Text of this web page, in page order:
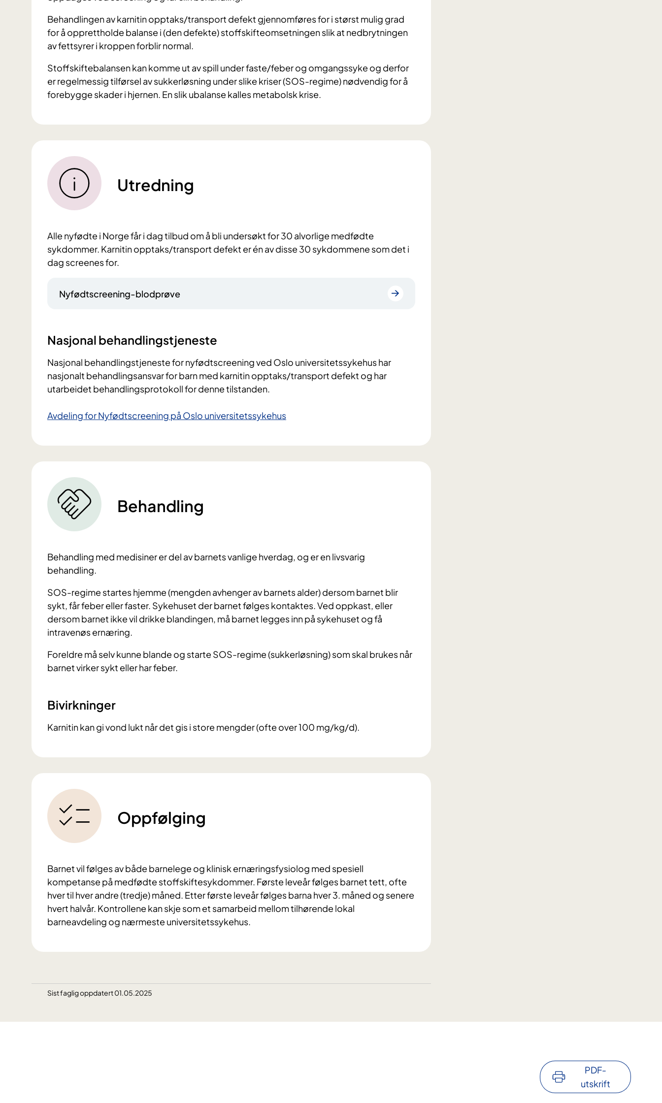
Behandlingen av karnitin opptaks/transport defekt gjennomføres for i størst mulig grad
for å opprettholde balanse i (den defekte) stoffskifteomsetningen slik at nedbrytningen
av fettsyrer i kroppen forblir normal.
Stoffskiftebalansen kan komme ut av spill under faste/feber og omgangssyke og derfor
er regelmessig tilførsel av sukkerløsning under slike kriser (SOS-regime) nødvendig for å
forebygge skader i hjernen. En slik ubalanse kalles metabolsk krise.
Utredning
Alle nyfødte i Norge får i dag tilbud om å bli undersøkt for 30 alvorlige medfødte
sykdommer. Karnitin opptaks/transport defekt er én av disse 30 sykdommene som det i
dag screenes for.
Nyfødtscreening-blodprøve
Nasjonal behandlingstjeneste
Nasjonal behandlingstjeneste for nyfødtscreening ved Oslo universitetssykehus har
nasjonalt behandlingsansvar for barn med karnitin opptaks/transport defekt og har
utarbeidet behandlingsprotokoll for denne tilstanden.
Avdeling for Nyfødtscreening på Oslo universitetssykehus
Behandling
Behandling med medisiner er del av barnets vanlige hverdag, og er en livsvarig
behandling.
SOS-regime startes hjemme (mengden avhenger av barnets alder) dersom barnet blir
sykt, får feber eller faster. Sykehuset der barnet følges kontaktes. Ved oppkast, eller
dersom barnet ikke vil drikke blandingen, må barnet legges inn på sykehuset og få
intravenøs ernæring.
Foreldre må selv kunne blande og starte SOS-regime (sukkerløsning) som skal brukes når
barnet virker sykt eller har feber.
Bivirkninger
Karnitin kan gi vond lukt når det gis i store mengder (ofte over 100 mg/kg/d).
Oppfølging
Barnet vil følges av både barnelege og klinisk ernæringsfysiolog med spesiell
kompetanse på medfødte stoffskiftesykdommer. Første leveår følges barnet tett, ofte
hver til hver andre (tredje) måned. Etter første leveår følges barna hver 3. måned og senere
hvert halvår. Kontrollene kan skje som et samarbeid mellom tilhørende lokal
barneavdeling og nærmeste universitetssykehus.
Sist faglig oppdatert 01.05.2025
PDF-
utskrift